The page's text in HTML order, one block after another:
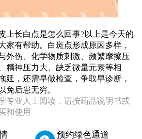
长白点是怎么回事?以上是今天的
家有帮助。白斑点形成原因多样，
外伤、化学物质刺激、频繁摩擦压
精神压力大、缺乏微量元素等相
延，还需早做检查，争取早诊断，
免后患无穷。
专业人士阅读，请按药品说明书或
和使用
预约绿色通道